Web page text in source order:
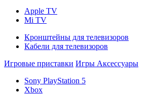
Apple TV
Mi TV
Кронштейны для телевизоров
Кабели для телевизоров
Игровые приставки Игры Аксессуары
Sony PlayStation 5
Xbox